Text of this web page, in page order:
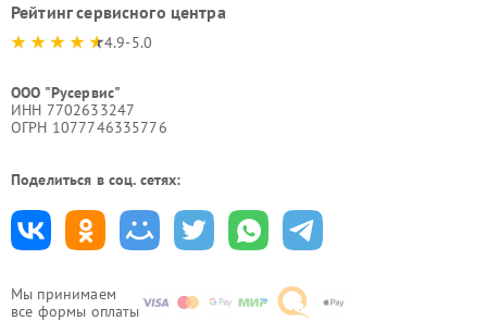
Мы принимаем
все формы оплаты
Рейтинг сервисного центра
4.9-5.0
ООО "Русервис"
ИНН 7702633247
ОГРН 1077746335776
Поделиться в соц. сетях: